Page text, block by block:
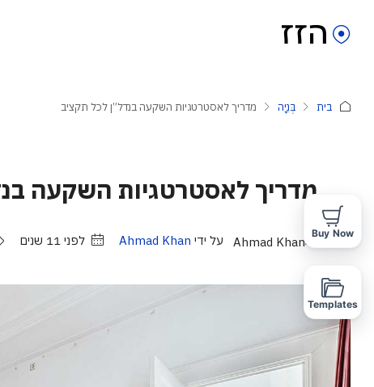
בית בְּנִיָה מדריך לאסטרטגיות השקעה בנדל”ן לכל תקציב
מדריך לאסטרטגיות השקעה
על ידי Ahmad Khan לפני 11 שנים Buy Now
Templates